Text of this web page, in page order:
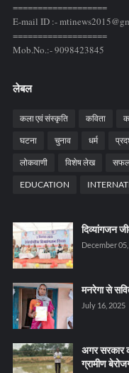
===================
E-mail ID :-
===================
Mob.No.:- 9098423845
लेबल
कला एवं संस्कृति कविता
घटना चुनाव धर्म
लोकवाणी विशेष लेख
EDUCATION
दिव्यांगजन
December
मनरेगा से
July 16, 2025
अगर सरकार
ग्रामीण